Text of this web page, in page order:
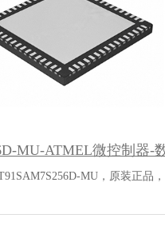
MU-ATMEL微控制器-
MU，原装正品